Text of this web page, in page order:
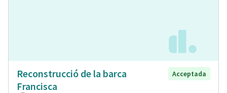
Reconstrucció de la barca
Francisca
Acceptada